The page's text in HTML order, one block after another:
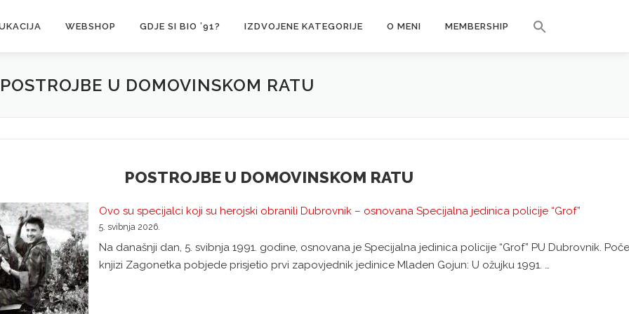
WEBSHOP GDJE SI BIO ’91? IZDVOJENE KATEGORIJE O MENI MEMBERSHIP
POSTROJBE U DOMOVINSKOM RATU
POSTROJBE U DOMOVINSKOM RATU
Ovo su specijalci koji su herojski obranili Dubrovnik – osnovana Specijalna jedinica policije “Grof”
5. svibnja 2026.
Na današnji dan, 5. svibnja 1991. godine, osnovana je Specijalna jedinica policije “Grof” PU Dubrovnik.
knjizi Zagonetka pobjede prisjetio prvi zapovjednik jedinice Mladen Gojun: U ožujku 1991. …